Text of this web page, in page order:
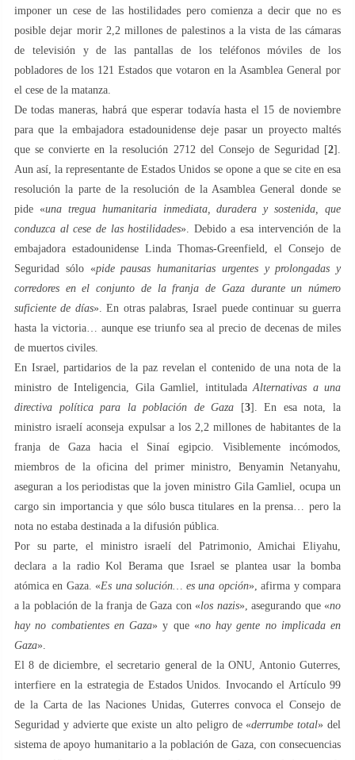
imponer un cese de las hostilidades pero comienza a decir que no es
posible dejar morir 2,2 millones de palestinos a la vista de las cámaras
de televisión y de las pantallas de los teléfonos móviles de los
pobladores de los 121 Estados que votaron en la Asamblea General por
el cese de la matanza.
De todas maneras, habrá que esperar todavía hasta el 15 de noviembre
para que la embajadora estadounidense deje pasar un proyecto maltés
que se convierte en la resolución 2712 del Consejo de Seguridad [2].
Aun así, la representante de Estados Unidos se opone a que se cite en esa
resolución la parte de la resolución de la Asamblea General donde se
pide «una tregua humanitaria inmediata, duradera y sostenida, que
conduzca al cese de las hostilidades». Debido a esa intervención de la
embajadora estadounidense Linda Thomas-Greenfield, el Consejo de
Seguridad sólo «pide pausas humanitarias urgentes y prolongadas y
corredores en el conjunto de la franja de Gaza durante un número
suficiente de días». En otras palabras, Israel puede continuar su guerra
hasta la victoria… aunque ese triunfo sea al precio de decenas de miles
de muertos civiles.
En Israel, partidarios de la paz revelan el contenido de una nota de la
ministro de Inteligencia, Gila Gamliel, intitulada Alternativas a una
directiva política para la población de Gaza [3]. En esa nota, la
ministro israelí aconseja expulsar a los 2,2 millones de habitantes de la
franja de Gaza hacia el Sinaí egipcio. Visiblemente incómodos,
miembros de la oficina del primer ministro, Benyamin Netanyahu,
aseguran a los periodistas que la joven ministro Gila Gamliel, ocupa un
cargo sin importancia y que sólo busca titulares en la prensa… pero la
nota no estaba destinada a la difusión pública.
Por su parte, el ministro israelí del Patrimonio, Amichai Eliyahu,
declara a la radio Kol Berama que Israel se plantea usar la bomba
atómica en Gaza. «Es una solución… es una opción», afirma y compara
a la población de la franja de Gaza con «los nazis», asegurando que «no
hay no combatientes en Gaza» y que «no hay gente no implicada en
Gaza».
El 8 de diciembre, el secretario general de la ONU, Antonio Guterres,
interfiere en la estrategia de Estados Unidos. Invocando el Artículo 99
de la Carta de las Naciones Unidas, Guterres convoca el Consejo de
Seguridad y advierte que existe un alto peligro de «derrumbe total» del
sistema de apoyo humanitario a la población de Gaza, con consecuencias